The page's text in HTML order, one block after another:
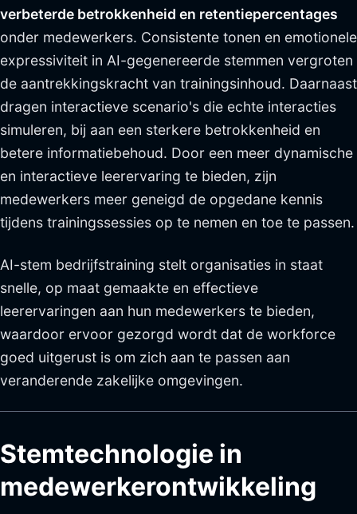
verbeterde betrokkenheid en retentiepercentages
onder medewerkers. Consistente tonen en emotionele
expressiviteit in AI-gegenereerde stemmen vergroten
de aantrekkingskracht van trainingsinhoud. Daarnaast
dragen interactieve scenario's die echte interacties
simuleren, bij aan een sterkere betrokkenheid en
betere informatiebehoud. Door een meer dynamische
en interactieve leerervaring te bieden, zijn
medewerkers meer geneigd de opgedane kennis
tijdens trainingssessies op te nemen en toe te passen.
AI-stem bedrijfstraining stelt organisaties in staat
snelle, op maat gemaakte en effectieve
leerervaringen aan hun medewerkers te bieden,
waardoor ervoor gezorgd wordt dat de workforce
goed uitgerust is om zich aan te passen aan
veranderende zakelijke omgevingen.
Stemtechnologie in
medewerkerontwikkeling